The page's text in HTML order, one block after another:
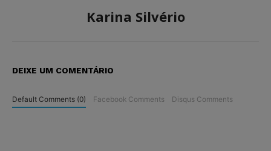
Karina Silvério
DEIXE UM COMENTÁRIO
Default Comments (0) Facebook Comments Disqus Comments